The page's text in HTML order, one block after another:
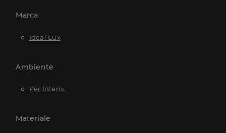
Marca
Ideal Lux
Ambiente
Per Interni
Materiale